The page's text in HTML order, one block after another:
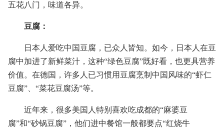
五花八门，味道各异。
豆腐：
日本人爱吃中国豆腐，已众人皆知。如今，日本人在豆
腐中加进了新鲜菜汁，这种“绿色豆腐”既好看，也更具营养
价值。在德国，许多人已习惯用豆腐烹制中国风味的“虾仁
豆腐”、“菜花豆腐汤”等。
近年来，很多美国人特别喜欢吃成都的“麻婆豆
腐”和“砂锅豆腐”，他们进中餐馆一般都要点“红烧牛